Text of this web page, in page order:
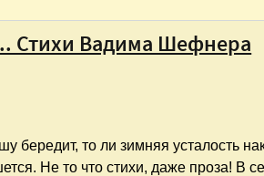
Стихи Вадима Шефнера
бередит, то ли зимняя усталость
Не то что стихи, даже проза! В